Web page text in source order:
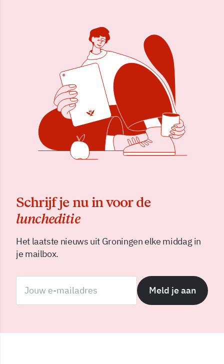
Schrijf je nu in voor de
luncheditie
Het laatste nieuws uit Groningen elke middag in
je mailbox.
Meld je aan